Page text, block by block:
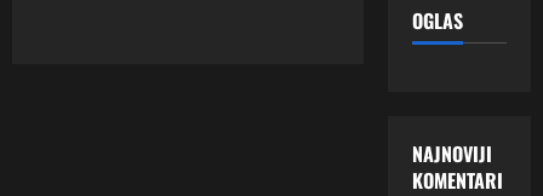
OGLAS
NAJNOVIJI
KOMENTARI